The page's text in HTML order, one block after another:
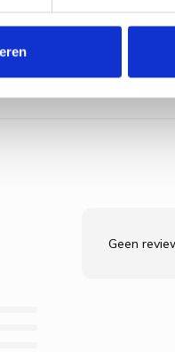
aan kabels.
Geen